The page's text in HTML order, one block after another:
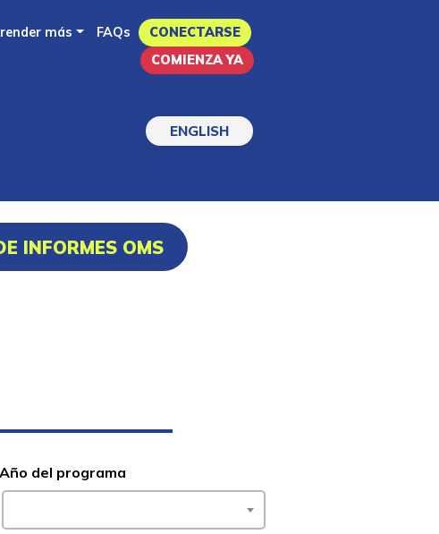
más FAQs
CONECTARSE
COMIENZA YA
ENGLISH
INFORMES OMS
Año del programa